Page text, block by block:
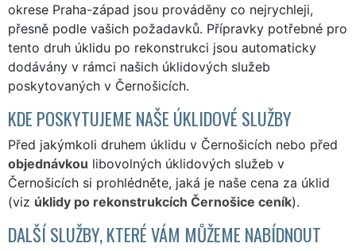
okrese Praha-západ jsou prováděny co nejrychleji,
přesně podle vašich požadavků. Přípravky potřebné pro
tento druh úklidu po rekonstrukci jsou automaticky
dodávány v rámci našich úklidových služeb
poskytovaných v Černošicích.
KDE POSKYTUJEME NAŠE ÚKLIDOVÉ SLUŽBY
Před jakýmkoli druhem úklidu v Černošicích nebo před
objednávkou libovolných úklidových služeb v
Černošicích si prohlédněte, jaká je naše cena za úklid
(viz úklidy po rekonstrukcích Černošice ceník).
DALŠÍ SLUŽBY, KTERÉ VÁM MŮŽEME NABÍDNOUT